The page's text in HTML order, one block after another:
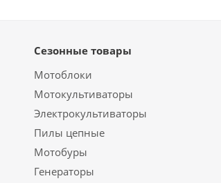
Сезонные товары
Мотоблоки
Мотокультиваторы
Электрокультиваторы
Пилы цепные
Мотобуры
Генераторы